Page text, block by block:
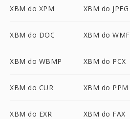
XBM do XPM XBM do JPEG
XBM do DOC XBM do WMF
XBM do WBMP XBM do PCX
XBM do CUR XBM do PPM
XBM do EXR XBM do FAX